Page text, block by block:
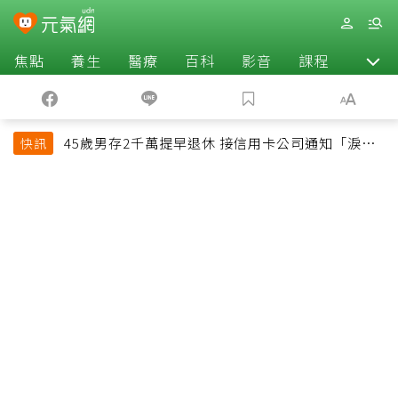
焦點 養生 醫療 百科 影音 課程 退休
快訊
45歲男存2千萬提早退休 接信用卡公司通知「淚回